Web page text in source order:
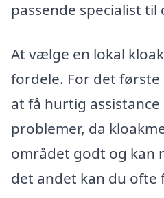
passende specialist til
At vælge en lokal
fordele. For det
at få hurtig
problemer, da
området godt og kan
det andet kan du ofte